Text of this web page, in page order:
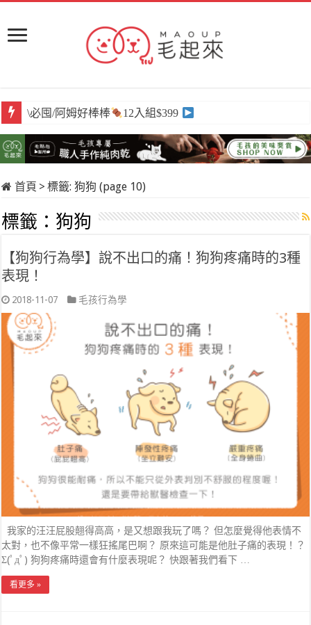
\必囤/阿姆好棒棒 12入組$399
首頁 > 標籤:狗狗 (page 10)
標籤： 狗狗
【狗狗行為學】說不出口的痛！狗狗疼痛時的3種
表現！
2018-11-07 毛孩行為學
我家的汪汪屁股翹得高高，是又想跟我玩了嗎？ 但怎麼覺得他表情不
太對，也不像平常一樣狂搖尾巴啊？ 原來這可能是他肚子痛的表現！？
Σ(ﾟдﾟ) 狗狗疼痛時還會有什麼表現呢？ 快跟著我們看下 …
看更多 »